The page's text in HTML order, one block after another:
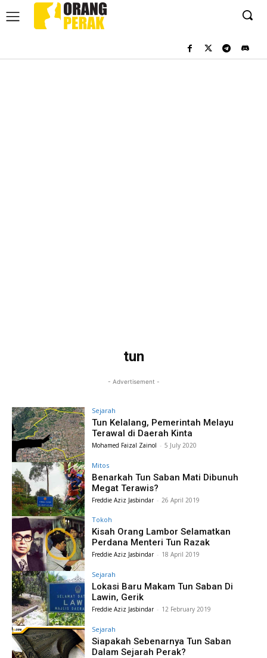
tun
- Advertisement -
Sejarah
Tun Kelalang, Pemerintah Melayu
Terawal di Daerah Kinta
Mohamed Faizal Zainol - 5 July 2020
Mitos
Benarkah Tun Saban Mati Dibunuh
Megat Terawis?
Freddie Aziz Jasbindar - 26 April 2019
Tokoh
Kisah Orang Lambor Selamatkan
Perdana Menteri Tun Razak
Freddie Aziz Jasbindar - 18 April 2019
Sejarah
Lokasi Baru Makam Tun Saban Di
Lawin, Gerik
Freddie Aziz Jasbindar - 12 February 2019
Sejarah
Siapakah Sebenarnya Tun Saban
Dalam Sejarah Perak?